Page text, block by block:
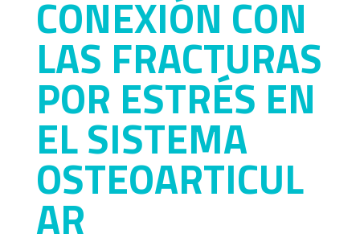
CONEXIÓN CON
LAS FRACTURAS
POR ESTRÉS EN
EL SISTEMA
OSTEOARTICUL
AR